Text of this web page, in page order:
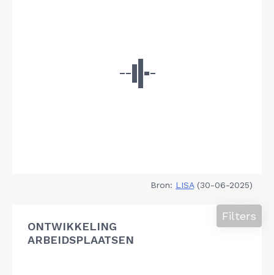
Bron: LISA(30-06-2025)
ONTWIKKELING
ARBEIDSPLAATSEN
Filters